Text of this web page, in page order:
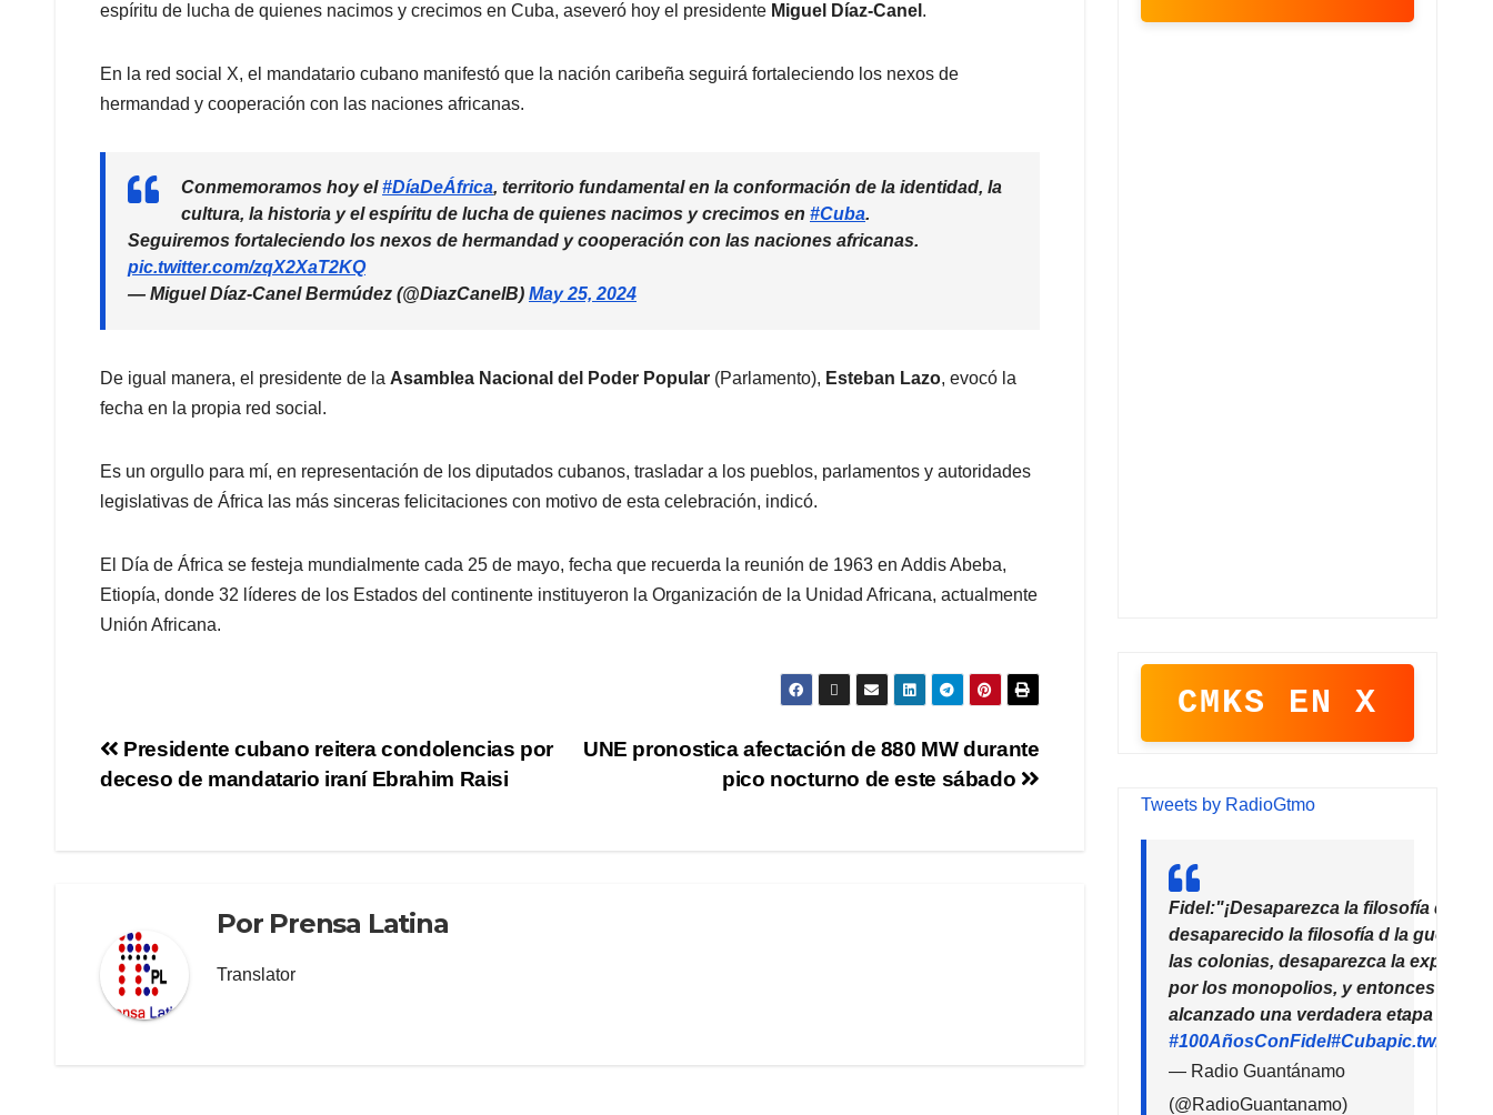
espíritu de lucha de quienes nacimos y crecimos en Cuba, aseveró hoy el presidente Miguel Díaz-Canel .
En la red social X, el mandatario cubano manifestó que la nación caribeña seguirá fortaleciendo los nexos de
hermandad y cooperación con las naciones africanas.
Conmemoramos hoy el#DíaDeÁfrica, territorio fundamental en la conformación de la identidad, la
cultura, la historia y el espíritu de lucha de quienes nacimos y crecimos en #Cuba.
Seguiremos fortaleciendo los nexos de hermandad y cooperación con las naciones africanas.
pic.twitter.com/zqX2XaT2KQ
— Miguel Díaz-Canel Bermúdez (@DiazCanelB) May 25, 2024
De igual manera, el presidente de la Asamblea Nacional del Poder Popular (Parlamento), Esteban Lazo, evocó la
fecha en la propia red social.
Es un orgullo para mí, en representación de los diputados cubanos, trasladar a los pueblos, parlamentos y autoridades
legislativas de África las más sinceras felicitaciones con motivo de esta celebración, indicó.
El Día de África se festeja mundialmente cada 25 de mayo, fecha que recuerda la reunión de 1963 en Addis Abeba,
Etiopía, donde 32 líderes de los Estados del continente instituyeron la Organización de la Unidad Africana, actualmente
Unión Africana.
UNE pronostica afectación de 880 MW durante
pico nocturno de este sábado
Presidente cubano reitera condolencias por
deceso de mandatario iraní Ebrahim Raisi
Por Prensa Latina
Translator
CMKS EN X
Tweets by RadioGtmo
Fidel:"¡Desaparezca la filosofía del
desaparecido la filosofía d la guerra!
las colonias, desaparezca la
por los monopolios, y entonces la
alcanzado una verdadera etapa de
#100AñosConFidel#Cuba
— Radio Guantánamo
(@RadioGuantanamo)